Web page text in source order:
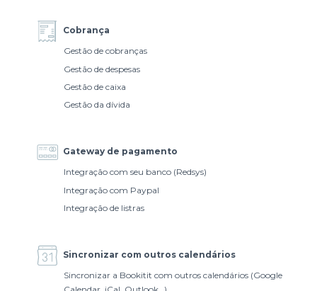
Cobrança
Gestão de cobranças
Gestão de despesas
Gestão de caixa
Gestão da dívida
Gateway de pagamento
Integração com seu banco (Redsys)
Integração com Paypal
Integração de listras
Sincronizar com outros calendários
Sincronizar a Bookitit com outros calendários (Google